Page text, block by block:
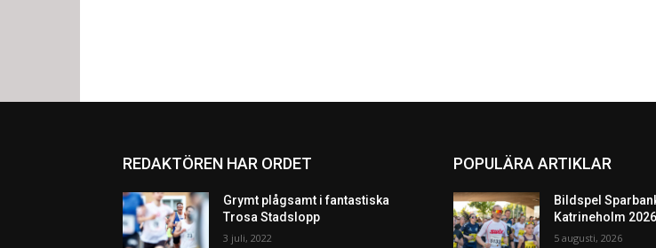
REDAKTÖREN HAR ORDET
Grymt plågsamt i fantastiska
Trosa Stadslopp
3 juli, 2022
POPULÄRA ARTIKLAR
Bildspel
Katrineholm 2026
5 augusti, 2026